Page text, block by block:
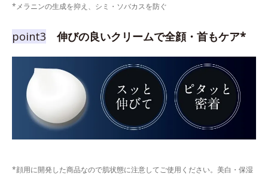
*メラニンの生成を抑え、シミ・ソバカスを防ぐ
point3 伸びの良いクリームで全顔・首もケア*
*顔用に開発した商品なので肌状態に注意してご使用ください。美白・保湿